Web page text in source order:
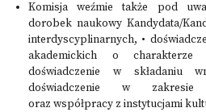
Komisja weźmie także pod
dorobek naukowy Kandydata/
interdyscyplinarnych, •
akademickich o charakterze
doświadczenie w składaniu
doświadczenie w
oraz współpracy z instytucjami